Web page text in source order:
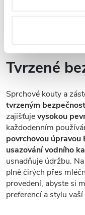
Zjistěte více o tom,
souhlas můžete
K personalizaci
sociálních médií a
soubory cookie.
sdílíme se svými
analýzy. Partneři
informacemi, které
důsledku toho, že
Udělíte-li souhlas,
můžeme používat
personalizovanou
osobní údaje
Tvrzené
Sprchové kouty a
tvrzeným
zajišťujevysokou
každodenním
povrchovou úpravou
usazování vodního
usnadňuje údržbu.
plně čirých přes
provedení, abyste si
preferencí a stylu